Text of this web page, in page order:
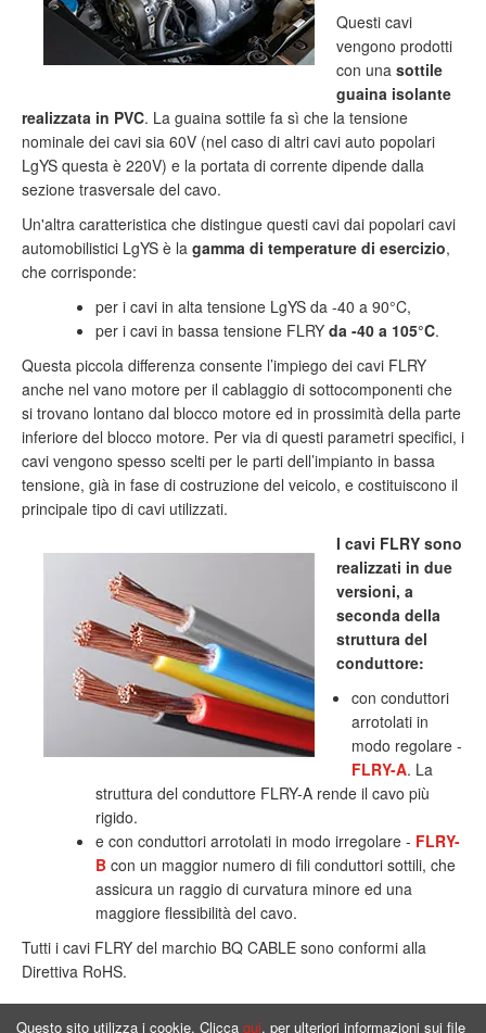
Questi cavi
vengono prodotti
con una sottile
guaina isolante
realizzata in PVC. La guaina sottile fa sì che la tensione
nominale dei cavi sia 60V (nel caso di altri cavi auto popolari
LgYS questa è 220V) e la portata di corrente dipende dalla
sezione trasversale del cavo.
Un'altra caratteristica che distingue questi cavi dai popolari cavi
automobilistici LgYS è la gamma di temperature di esercizio,
che corrisponde:
per i cavi in alta tensione LgYS da -40 a 90°C,
per i cavi in bassa tensione FLRY da -40 a 105°C.
Questa piccola differenza consente l’impiego dei cavi FLRY
anche nel vano motore per il cablaggio di sottocomponenti che
si trovano lontano dal blocco motore ed in prossimità della parte
inferiore del blocco motore. Per via di questi parametri specifici, i
cavi vengono spesso scelti per le parti dell’impianto in bassa
tensione, già in fase di costruzione del veicolo, e costituiscono il
principale tipo di cavi utilizzati.
I cavi FLRY sono
realizzati in due
versioni, a
seconda della
struttura del
conduttore:
con conduttori
arrotolati in
modo regolare -
FLRY-A. La
struttura del conduttore FLRY-A rende il cavo più
rigido.
e con conduttori arrotolati in modo irregolare - FLRY-
B con un maggior numero di fili conduttori sottili, che
assicura un raggio di curvatura minore ed una
maggiore flessibilità del cavo.
Tutti i cavi FLRY del marchio BQ CABLE sono conformi alla
Direttiva RoHS.
Questo sito utilizza i cookie. Clicca qui, per ulteriori informazioni sui file